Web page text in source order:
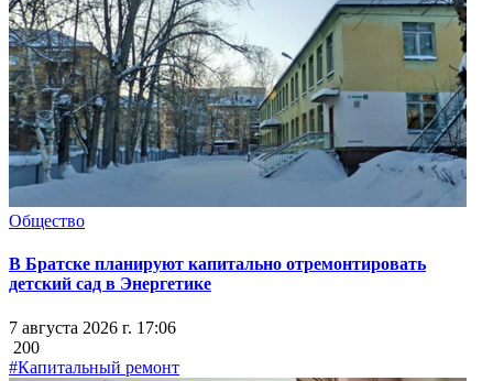
Общество
В Братске планируют капитально отремонтировать
детский сад в Энергетике
7 августа 2026 г. 17:06
200
#Капитальный ремонт